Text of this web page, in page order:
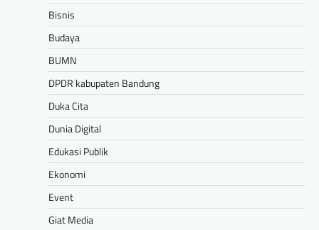
Bisnis
Budaya
BUMN
DPDR kabupaten Bandung
Duka Cita
Dunia Digital
Edukasi Publik
Ekonomi
Event
Giat Media